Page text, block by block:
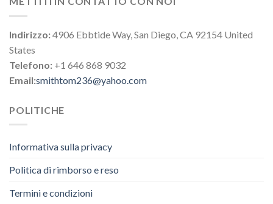
Indirizzo:4906 Ebbtide Way, San Diego, CA 92154 United
States
Telefono: +1 646 868 9032
Email:smithtom236@yahoo.com
POLITICHE
Informativa sulla privacy
Politica di rimborso e reso
Termini e condizioni